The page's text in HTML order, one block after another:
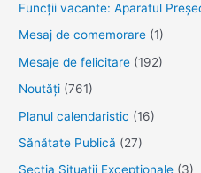
tema:
„Uniți
pentru
fortificarea
parteneriatelor
în
prevenirea
Funcții vacante: Aparatul
Mesaj de comemorare (1)
Mesaje de felicitare (192)
Noutăţi (761)
Planul calendaristic (16)
Sănătate Publică (27)
Secția Situații Excepționale (3)